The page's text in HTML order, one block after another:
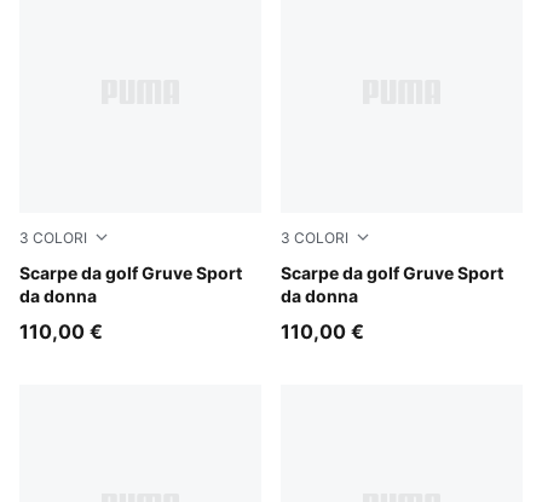
3 COLORI
Scarpe da golf Gruve Sport
da donna
Warm White-Alpine Snow
110,00 €
3 COLORI
Scarpe da golf Gruve Sport
da donna
PUMA White-Lavender Pop
110,00 €